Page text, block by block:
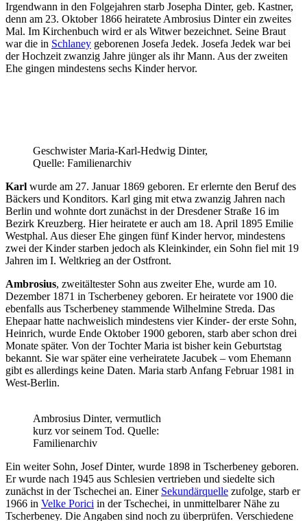
Irgendwann in den Folgejahren starb Josepha Dinter, geb. Kastner,
denn am 23. Oktober 1866 heiratete Ambrosius Dinter ein zweites
Mal. Im Kirchenbuch wird er als Witwer bezeichnet. Seine Braut
war die in Schlaney geborenen Josefa Jedek. Josefa Jedek war bei
der Hochzeit zwanzig Jahre jünger als ihr Mann. Aus der zweiten
Ehe gingen mindestens sechs Kinder hervor.
Geschwister Maria-Karl-Hedwig Dinter,
Quelle: Familienarchiv
Karl wurde am 27. Januar 1869 geboren. Er erlernte den Beruf des
Bäckers und Konditors. Karl ging mit etwa zwanzig Jahren nach
Berlin und wohnte dort zunächst in der Dresdener Straße 16 im
Bezirk Kreuzberg. Hier heiratete er auch am 18. April 1895 Emilie
Westphal. Aus dieser Ehe gingen fünf Kinder hervor, mindestens
zwei der Kinder starben jedoch als Kleinkinder, ein Sohn fiel mit 19
Jahren im I. Weltkrieg an der Ostfront.
Ambrosius, zweitältester Sohn aus zweiter Ehe, wurde am 10.
Dezember 1871 in Tscherbeney geboren. Er heiratete vor 1900 die
ebenfalls aus Tscherbeney stammende Wilhelmine Streda. Das
Ehepaar hatte nachweislich mindestens vier Kinder- der erste Sohn,
Heinrich, wurde Ende Oktober 1900 geboren, starb aber schon drei
Monate später. Von der Tochter Maria ist bisher kein Geburtstag
bekannt. Sie war später eine verheiratete Jacubek – vom Ehemann
gibt es allerdings keine Daten. Maria starb Anfang Februar 1981 in
West-Berlin.
Ambrosius Dinter, vermutlich
kurz vor seinem Tod. Quelle:
Familienarchiv
Ein weiter Sohn, Josef Dinter, wurde 1898 in Tscherbeney geboren.
Er wurde nach 1945 aus Schlesien vertrieben und siedelte sich
zunächst in der Tschechei an. Einer Sekundärquelle zufolge, starb er
1966 in Velke Porici in der Tschechei, in unmittelbarer Nähe zu
Tscherbeney. Die Angaben sind noch zu überprüfen. Verschiedene